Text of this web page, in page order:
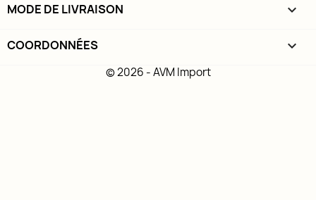
MODE DE LIVRAISON keyboard_arrow_down
COORDONNÉES keyboard_arrow_down
© 2026 - AVM Import